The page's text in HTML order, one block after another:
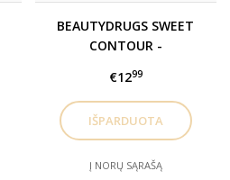
BEAUTYDRUGS SWEET
CONTOUR -
priemonė/bronzeris
(TOP)
€1299
Į NORŲ SĄRAŠĄ